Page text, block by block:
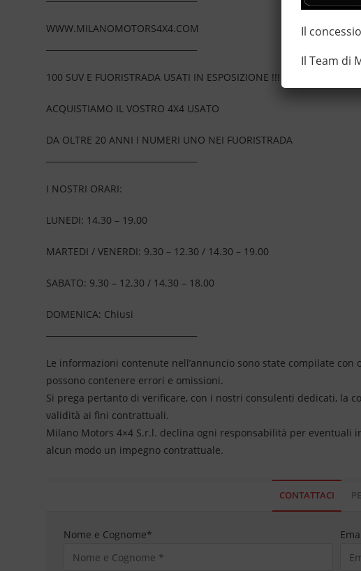
WWW.MILANOMOTORS4X4.COM
100 SUV E FUORISTRADA USATI IN ESPOSIZIONE !!!
ACQUISTIAMO IL VOSTRO 4X4 USATO
DA OLTRE 20 ANNI I NUMERI UNO NEI FUORISTRADA
I NOSTRI ORARI:
LUNEDI: 14.30 – 19.00
MARTEDI / VENERDI: 9.30 – 12.30 / 14.30 – 19.00
SABATO: 9.30 – 12.30 / 14.30 – 18.00
DOMENICA: Chiusi
Le informazioni contenute nell’annuncio sono state compilate
possono contenere errori e omissioni.
Si prega pertanto di verificare, con i nostri consulenti dedicati, la
validità ai fini contrattuali.
Milano Motors 4×4 S.r.l. declina ogni responsabilità per eventuali
alcun modo un impegno contrattuale.
CONTATTACI
Nome e Cognome*
Il
Il Team di